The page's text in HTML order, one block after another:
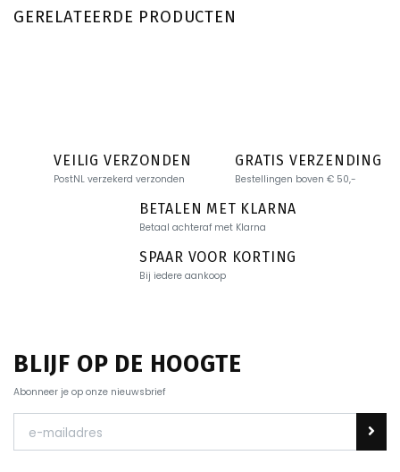
GERELATEERDE PRODUCTEN
VEILIG VERZONDEN
PostNL verzekerd verzonden
GRATIS VERZENDING
Bestellingen boven € 50,-
BETALEN MET KLARNA
Betaal achteraf met Klarna
SPAAR VOOR KORTING
Bij iedere aankoop
BLIJF OP DE HOOGTE
Abonneer je op onze nieuwsbrief